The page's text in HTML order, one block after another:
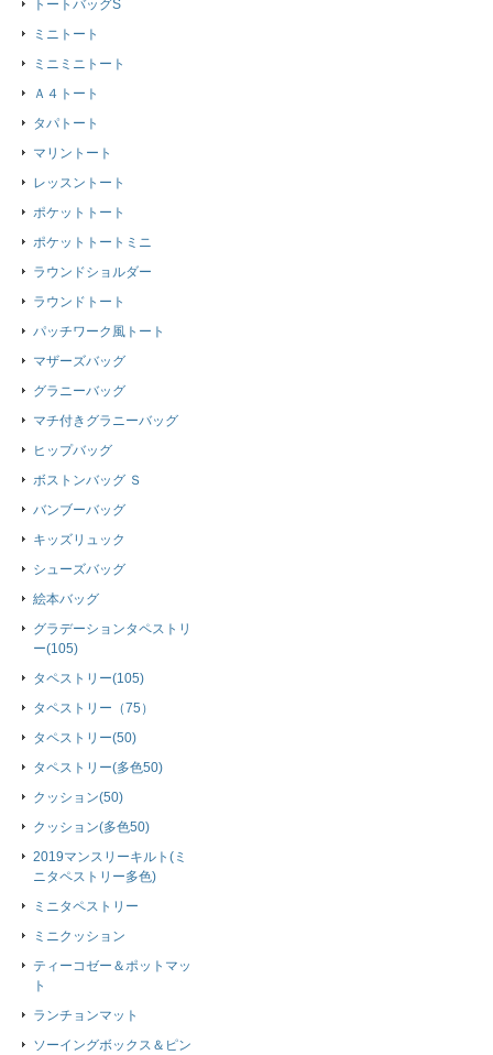
トートバッグS
ミニトート
ミニミニトート
Ａ４トート
タパトート
マリントート
レッスントート
ポケットトート
ポケットトートミニ
ラウンドショルダー
ラウンドトート
パッチワーク風トート
マザーズバッグ
グラニーバッグ
マチ付きグラニーバッグ
ヒップバッグ
ボストンバッグ Ｓ
バンブーバッグ
キッズリュック
シューズバッグ
絵本バッグ
グラデーションタペストリ
ー(105)
タペストリー(105)
タペストリー（75）
タペストリー(50)
タペストリー(多色50)
クッション(50)
クッション(多色50)
2019マンスリーキルト(ミ
ニタペストリー多色)
ミニタペストリー
ミニクッション
ティーコゼー＆ポットマッ
ト
ランチョンマット
ソーイングボックス＆ピン